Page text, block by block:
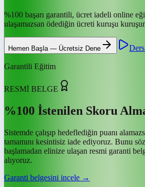
%100 başarı garantili, ücret iadeli online
ulaşamazsan ödediğin ücreti kuruşu
Hemen Başla — Ücretsiz Dene
Garantili Eğitim
RESMİ BELGE
%100 İstenilen Skoru
Sistemde çalışıp hedeflediğin puanı
tamamını kesintisiz iade ediyoruz. Bunu
başlamadan elinize ulaşan resmi garanti
alıyoruz.
Garanti belgesini incele →